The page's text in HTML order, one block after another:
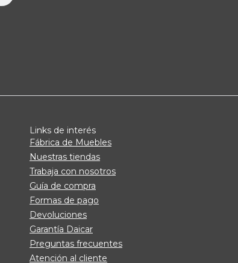
Links de interés
Fábrica de Muebles
Nuestras tiendas
Trabaja con nosotros
Guía de compra
Formas de pago
Devoluciones
Garantía Daicar
Preguntas frecuentes
Atención al cliente